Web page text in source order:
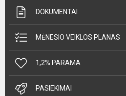
DOKUMENTAI
MĖNESIO VEIKLOS PLANAS
1,2% PARAMA
PASIEKIMAI